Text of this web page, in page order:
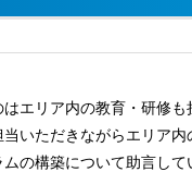
エリア内の教育・研修も
いただきながらエリア
の構築について助言し